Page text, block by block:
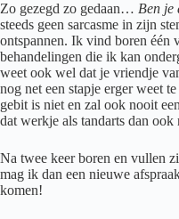
Zo gezegd zo gedaan… Ben je
steeds geen sarcasme in zijn
ontspannen. Ik vind boren één
behandelingen die ik kan
weet ook wel dat je vriendje
nog net een stapje erger weet
gebit is niet en zal ook nooit
dat werkje als tandarts dan ook
Na twee keer boren en vullen
mag ik dan een nieuwe
komen!